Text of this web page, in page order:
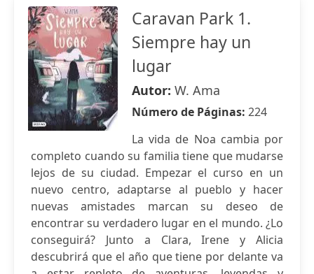
Caravan Park 1.
Siempre hay un
lugar
Autor: W. Ama
Número de Páginas: 224
La vida de Noa cambia por
completo cuando su familia tiene que mudarse
lejos de su ciudad. Empezar el curso en un
nuevo centro, adaptarse al pueblo y hacer
nuevas amistades marcan su deseo de
encontrar su verdadero lugar en el mundo. ¿Lo
conseguirá? Junto a Clara, Irene y Alicia
descubrirá que el año que tiene por delante va